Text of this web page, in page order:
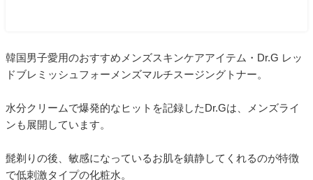
韓国男子愛用のおすすめメンズスキンケアアイテム・Dr.G レッ
ドブレミッシュフォーメンズマルチスージングトナー。
水分クリームで爆発的なヒットを記録したDr.Gは、メンズライ
ンも展開しています。
髭剃りの後、敏感になっているお肌を鎮静してくれるのが特徴
で低刺激タイプの化粧水。